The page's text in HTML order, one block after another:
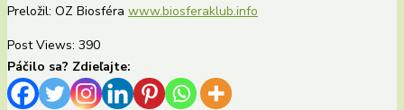
Preložil: OZ Biosféra www.biosferaklub.info
Post Views: 390
Páčilo sa? Zdieľajte: